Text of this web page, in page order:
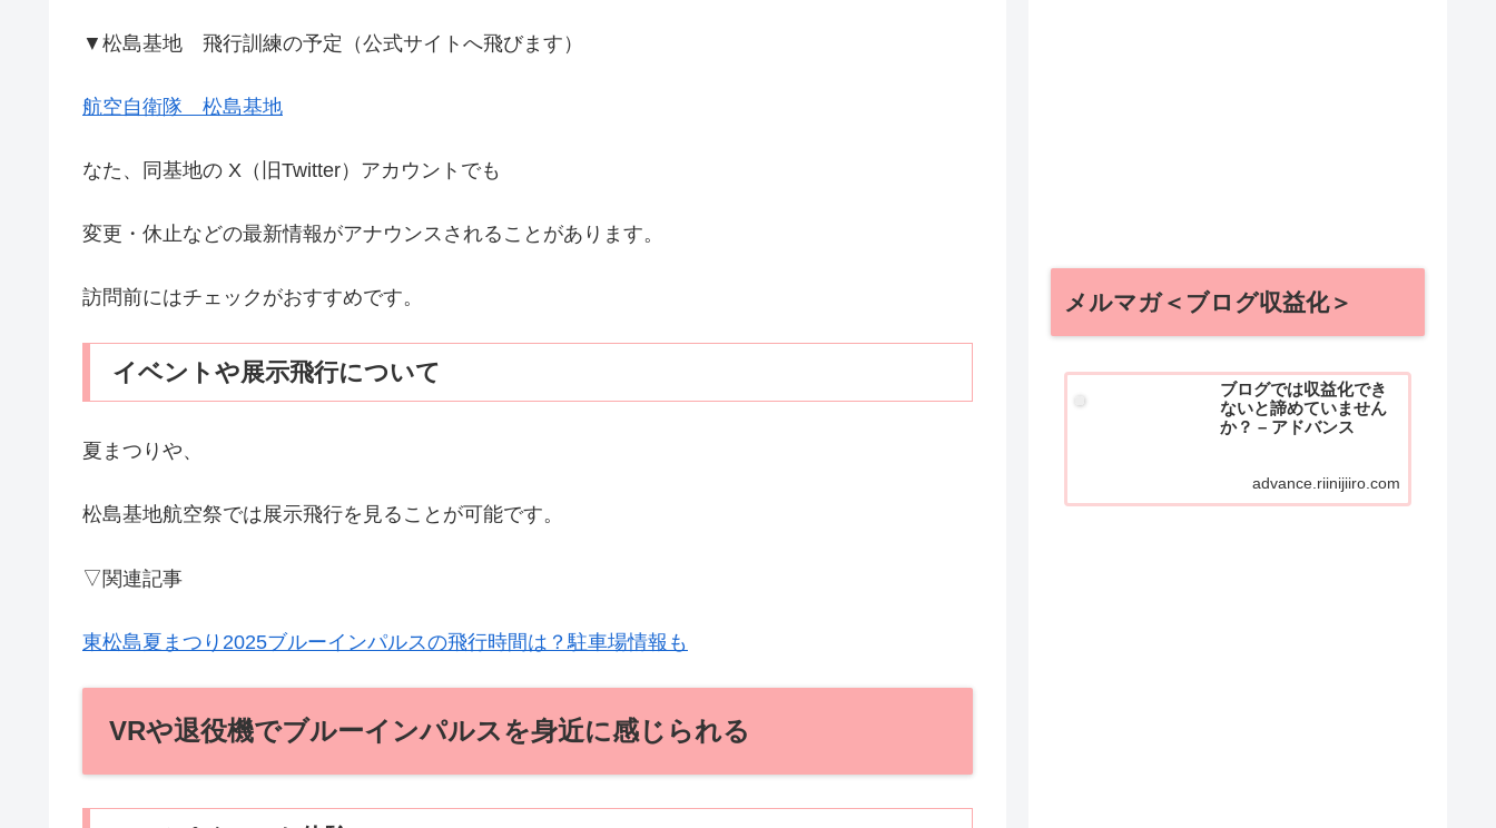
▼松島基地 飛行訓練の予定（公式サイトへ飛びます）
航空自衛隊 松島基地
なた、同基地の X（旧Twitter）アカウントでも
変更・休止などの最新情報がアナウンスされることがあります。
訪問前にはチェックがおすすめです。
イベントや展示飛行について
夏まつりや、
松島基地航空祭では展示飛行を見ることが可能です。
▽関連記事
東松島夏まつり2025ブルーインパルスの飛行時間は？駐車場情報も
VRや退役機でブルーインパルスを身近に感じられる
メルマガ＜ブログ収益化＞
ブログでは収益化でき
ないと諦めていません
か？ – アドバンス
advance.riinijiiro.com